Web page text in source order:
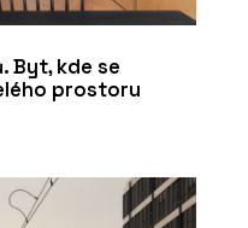
Byt, kde se
prostoru